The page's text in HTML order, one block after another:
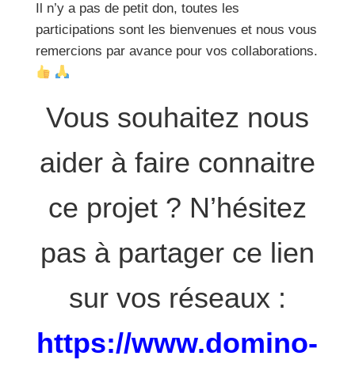
Il n’y a pas de petit don, toutes les
participations sont les bienvenues et nous vous
remercions par avance pour vos collaborations.
Vous souhaitez nous
aider à faire connaitre
ce projet ? N’hésitez
pas à partager ce lien
sur vos réseaux :
https://www.domino-